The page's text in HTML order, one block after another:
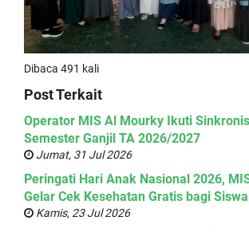
Dibaca 491 kali
Post Terkait
Operator MIS Al Mourky Ikuti
Semester Ganjil TA 2026/2027
Jumat, 31 Jul 2026
Peringati Hari Anak Nasional 2026,
Gelar Cek Kesehatan Gratis bagi
Kamis, 23 Jul 2026